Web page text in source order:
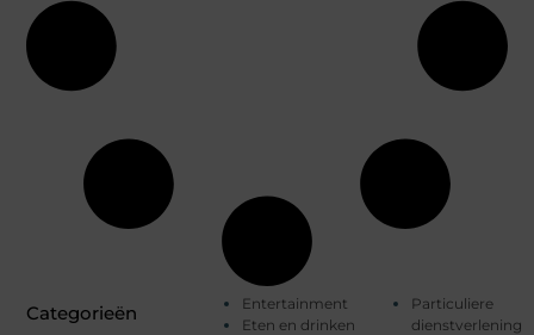
Categorieën
Entertainment
Eten en drinken
Particuliere
dienstverlening